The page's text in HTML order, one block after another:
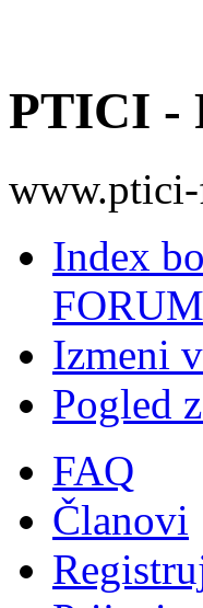
PTICI -
www.ptici-
Index
Izmeni
Pogled
FAQ
Članovi